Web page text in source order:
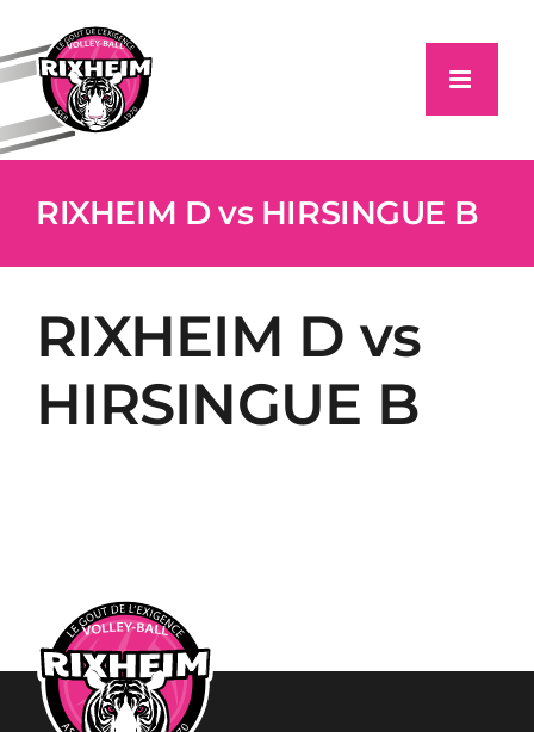
contenu
RIXHEIM D vs HIRSINGUE B
RIXHEIM D vs
HIRSINGUE B